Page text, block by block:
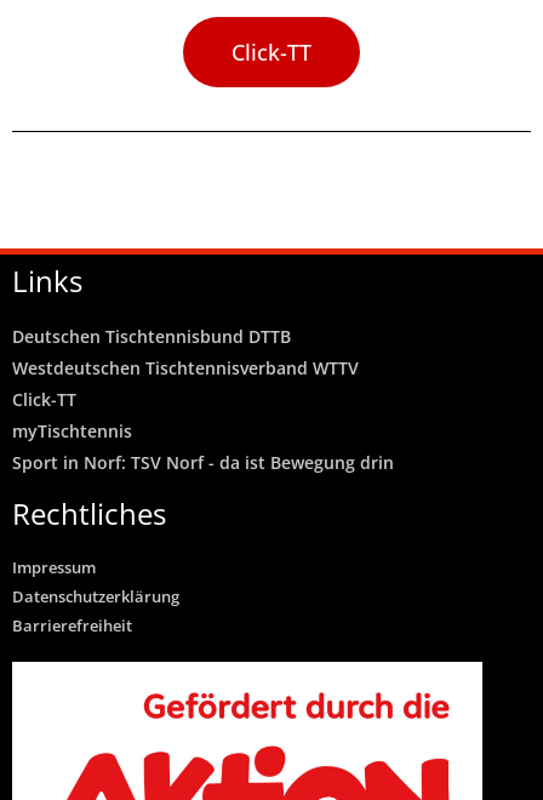
Click-TT
Links
Deutschen Tischtennisbund DTTB
Westdeutschen Tischtennisverband WTTV
Click-TT
myTischtennis
Sport in Norf: TSV Norf - da ist Bewegung drin
Rechtliches
Impressum
Datenschutzerklärung
Barrierefreiheit